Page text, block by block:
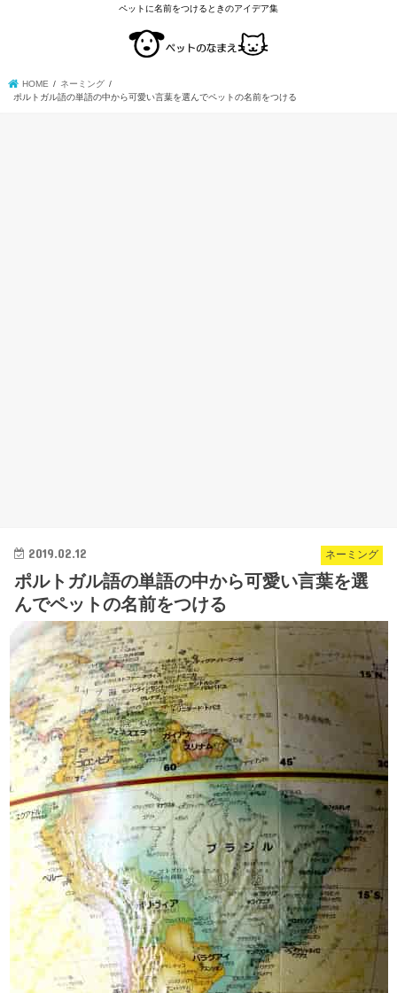
ペットに名前をつけるときのアイデア集
HOME
ネーミング
ポルトガル語の単語の中から可愛い言葉を選んでペットの名前をつける
ネーミング
2019.02.12
ポルトガル語の単語の中から可愛い言葉を選
んでペットの名前をつける